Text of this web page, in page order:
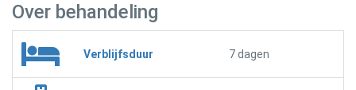
Over behandeling
Verblijfsduur 7 dagen